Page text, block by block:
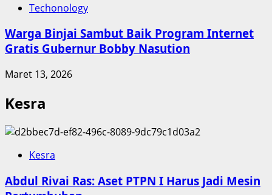
Techonology
Warga Binjai Sambut Baik Program Internet
Gratis Gubernur Bobby Nasution
Maret 13, 2026
Kesra
Kesra
Abdul Rivai Ras: Aset PTPN I Harus Jadi Mesin